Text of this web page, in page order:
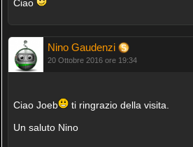
Ciao
Nino Gaudenzi
20 Ottobre 2016 ore 19:34
Ciao Joeb
ti ringrazio della visita.
Un saluto Nino